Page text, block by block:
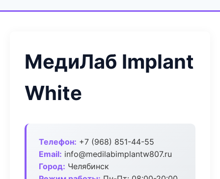
МедиЛаб Implant
White
Телефон: +7 (968) 851-44-55
Email: info@medilabimplantw807.ru
Город: Челябинск